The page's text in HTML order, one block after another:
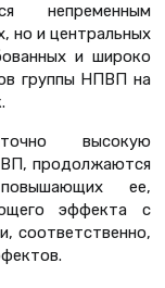
непременным
но и центральных
и широко
группы НПВП на
высокую
продолжаются
ее,
эффекта с
соответственно,